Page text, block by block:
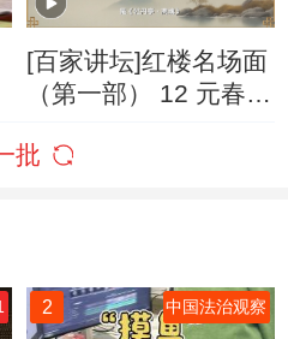
[百家讲坛]红楼名场面
（第一部） 12 元春夜
《红楼梦》的联系
批
2 中国法治观察